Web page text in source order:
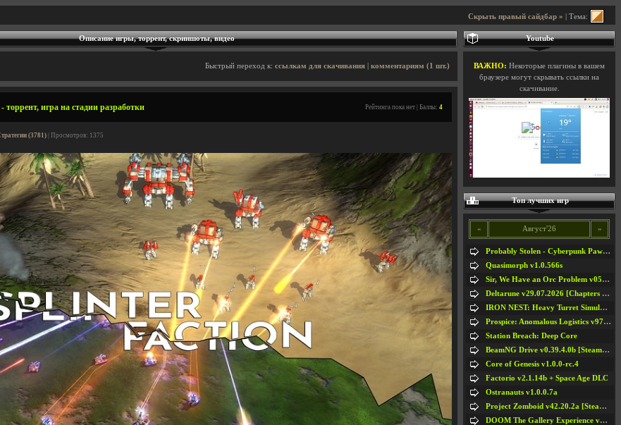
Скрыть правый сайдбар » | Тема:
Описание игры, торрент, скриншоты, видео
Быстрый переход к: ссылкам для скачивания комментариям (1 шт.)
игра на стадии разработки Рейтинга пока нет | Баллы: 4
(3781) | Просмотров: 1375
Youtube
ВАЖНО: Некоторые плагины в вашем
браузере могут скрывать ссылки на
скачивание.
Топ лучших игр
« Август'26 »
Probably Stolen - Cyberpunk Pawnshop Simulator v048c [Playtest]
Quasimorph v1.0.566s
Sir, We Have an Orc Problem v05.08.2026
Deltarune v29.07.2026 [Chapters 1-5] / + RUS [Chapters 1-5]
IRON NEST: Heavy Turret Simulator v1.0a
Prospice: Anomalous Logistics v97 [Playtest]
Station Breach: Deep Core
BeamNG Drive v0.39.4.0b [Steam Early Access]
Core of Genesis v1.0.0-rc.4
Factorio v2.1.14b + Space Age DLC
Ostranauts v1.0.0.7a
Project Zomboid v42.20.2a [Steam Early Access]
DOOM The Gallery Experience v1.4.2